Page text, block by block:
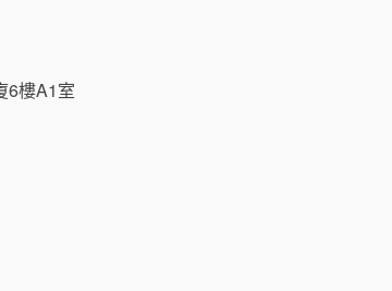
6樓A1室